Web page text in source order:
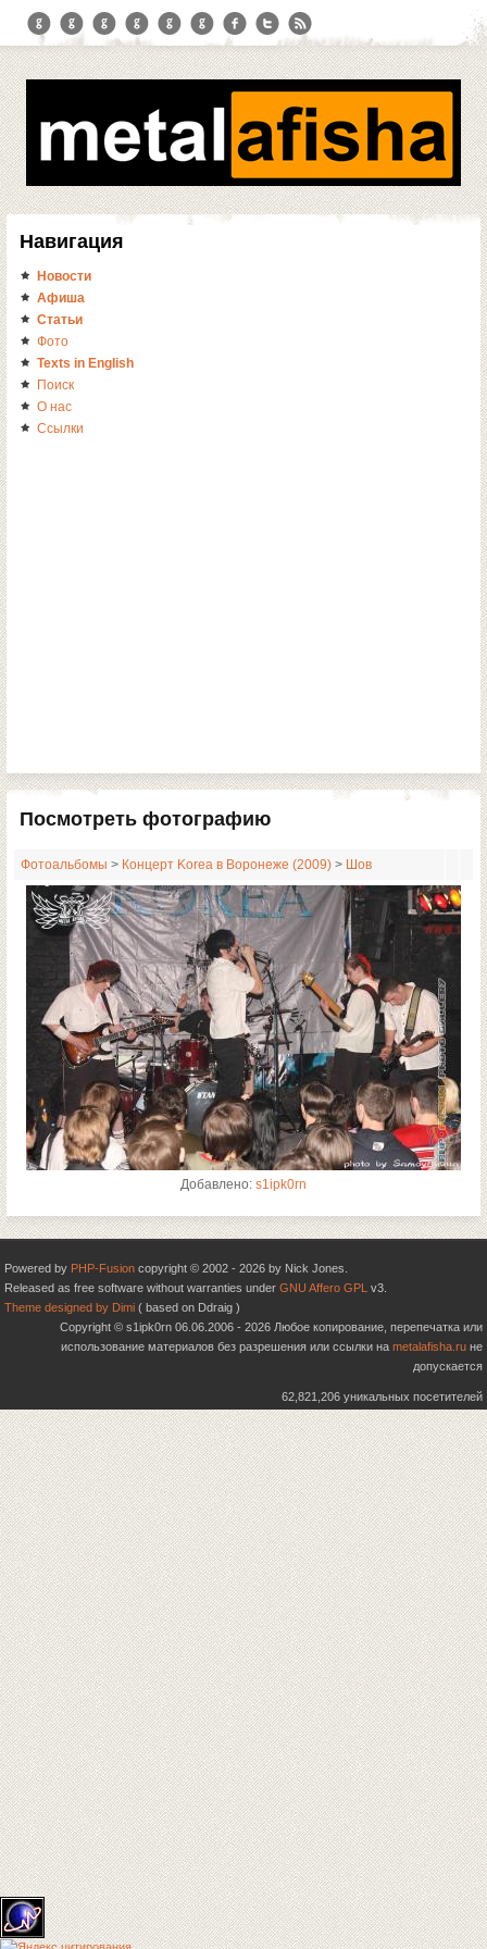
Навигация
Новости
Афиша
Статьи
Фото
Texts in English
Поиск
О нас
Ссылки
Посмотреть фотографию
Фотоальбомы > Концерт Korea в Воронеже (2009) > Шов
Добавлено: s1ipk0rn
Powered by PHP-Fusion copyright © 2002 - 2026 by Nick Jones.
Released as free software without warranties under GNU Affero GPL v3.
Theme designed by Dimi ( based on Ddraig )
Copyright © s1ipk0rn 06.06.2006 - 2026 Любое копирование, перепечатка или
использование материалов без разрешения или ссылки на metalafisha.ru не
допускается
62,821,206 уникальных посетителей